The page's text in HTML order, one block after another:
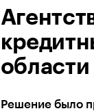
области
Решение было